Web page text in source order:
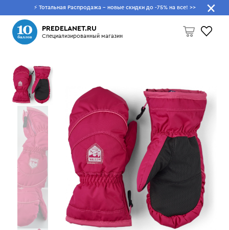
⚡ Тотальная Распродажа - новые скидки до -75% на все! >>
PREDELANET.RU
Специализированный магазин
Пусто
Что будем искать?